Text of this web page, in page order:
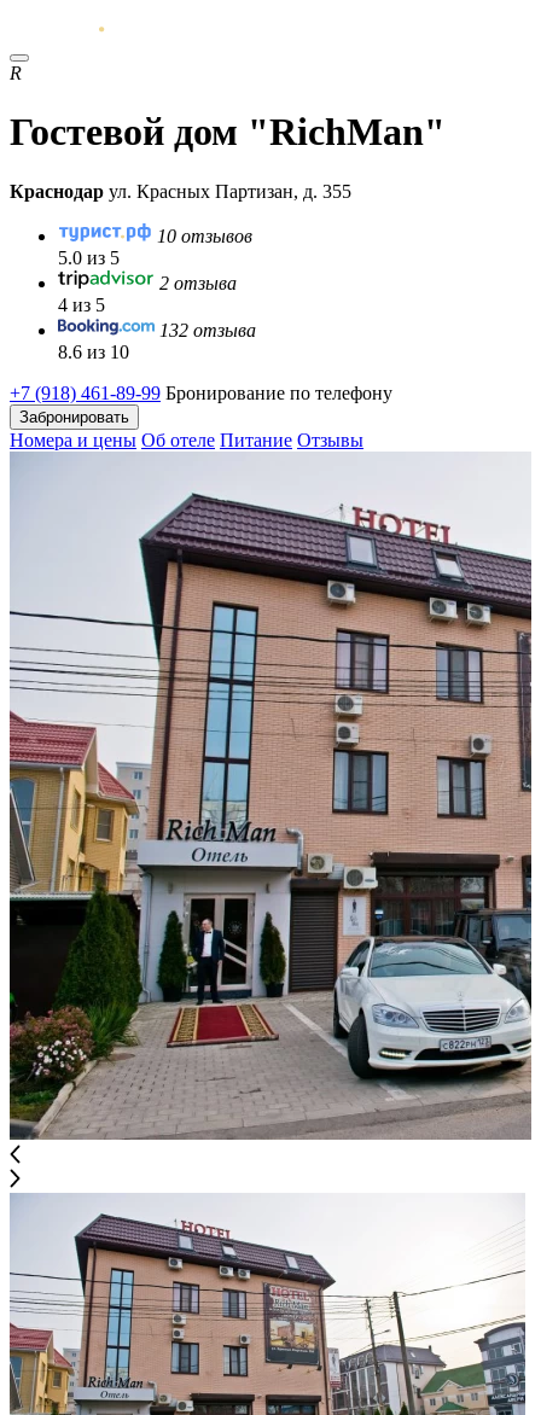
R
Гостевой дом "RichMan"
Краснодар ул. Красных Партизан, д. 355
10 отзывов
5.0 из 5
2 отзыва
4 из 5
132 отзыва
8.6 из 10
+7 (918) 461-89-99 Бронирование по телефону
Забронировать
Номера и цены Об отеле Питание Отзывы